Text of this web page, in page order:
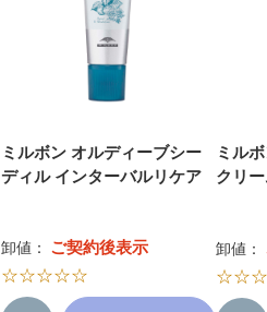
ミルボン オルディーブシー
ディル インターバルリケア
卸値： ご契約後表示
☆☆☆☆☆
ミル
クリ
卸値：